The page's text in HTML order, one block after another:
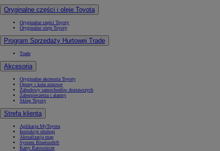
Oryginalne części i oleje Toyota
Oryginalne części Toyoty
Oryginalne oleje Toyoty
Program Sprzedaży Hurtowej Trade
Trade
Akcesoria
Oryginalne akcesoria Toyoty
Opony i koła zimowe
Zabudowy samochodów dostawczych
Zabezpieczenia i alarmy
Sklep Toyoty
Strefa klienta
Aplikacja MyToyota
Instrukcje obsługi
Aktualizacja map
System Bluetooth®
Karty Ratownicze